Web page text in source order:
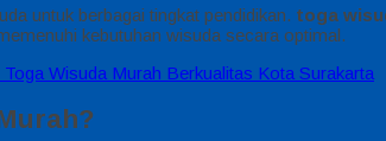
untuk berbagai tingkat pendidikan. toga
kebutuhan wisuda secara optimal.